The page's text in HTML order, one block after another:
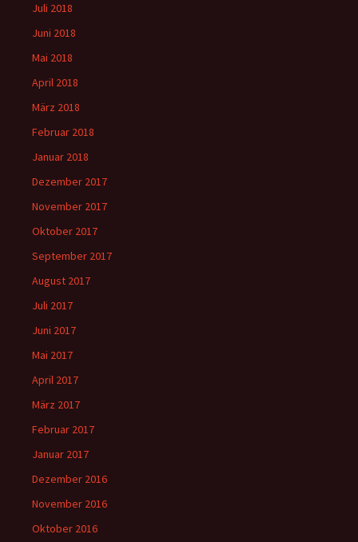
Juli 2018
Juni 2018
Mai 2018
April 2018
März 2018
Februar 2018
Januar 2018
Dezember 2017
November 2017
Oktober 2017
September 2017
August 2017
Juli 2017
Juni 2017
Mai 2017
April 2017
März 2017
Februar 2017
Januar 2017
Dezember 2016
November 2016
Oktober 2016